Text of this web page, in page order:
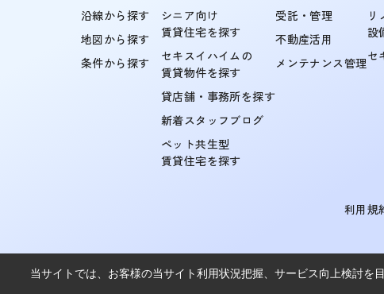
沿線から探す
地図から探す
条件から探す
シニア向け
賃貸住宅を探す
セキスイハイムの
賃貸物件を探す
貸店舗・事務所を探す
新着スタッフブログ
ペット共生型
賃貸住宅を探す
受託・管理
不動産活用
メンテナンス管理
リ
設
セ
利用規
当サイトでは、お客様の当サイト利用状況把握、サービス向上検討を